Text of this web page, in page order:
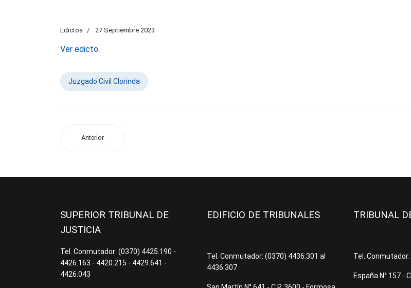
Edictos 27 Septiembre 2023
Ver edicto
Juzgado Civil Clorinda
Anterior
SUPERIOR TRIBUNAL DE
JUSTICIA
Tel. Conmutador: (0370) 4425.190 -
4426.163 - 4420.215 - 4429.641 -
4426.043
EDIFICIO DE TRIBUNALES
Tel. Conmutador: (0370) 4436.301 al
4436.307
TRIBUNAL
Tel.
España N° 157 -